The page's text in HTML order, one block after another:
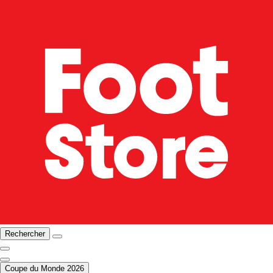
Rechercher
Coupe du Monde 2026